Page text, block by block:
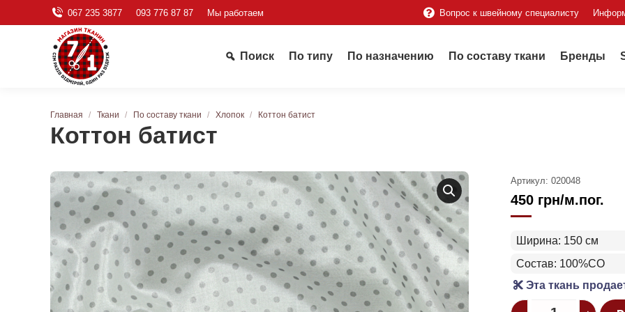
067 235 3877 093 776 87 87 Мы работаем Вопрос к швейному специалисту
Поиск По типу По назначению По составу ткани Бренды
Коттон батист
Вы здесь:
Главная Ткани По составу ткани Хлопок Коттон батист
Артикул: 020048
450 грн/м.пог.
Ширина: 150 см
Состав: 100%CO
Эта ткань
Quantity